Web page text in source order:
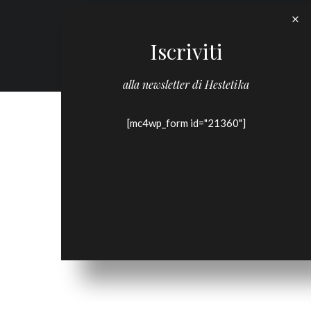
Iscriviti
alla newsletter di Hestetika
[mc4wp_form id="21360"]